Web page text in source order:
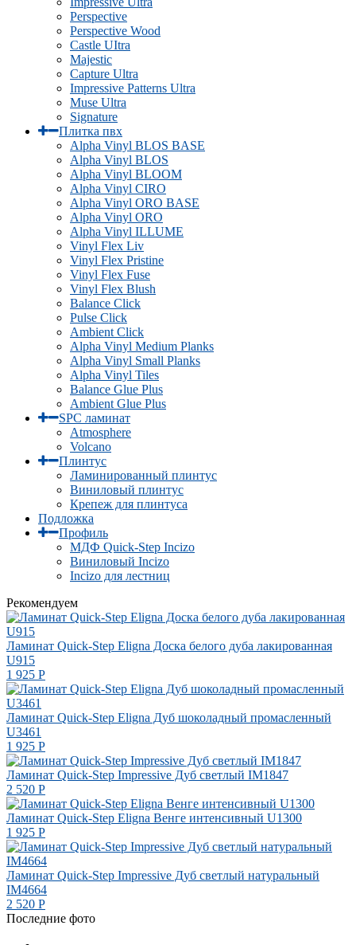
Perspective
Perspective Wood
Castle UItra
Majestic
Capture Ultra
Impressive Patterns Ultra
Muse Ultra
Signature
Плитка пвх
Alpha Vinyl BLOS BASE
Alpha Vinyl BLOS
Alpha Vinyl BLOOM
Alpha Vinyl CIRO
Alpha Vinyl ORO BASE
Alpha Vinyl ORO
Alpha Vinyl ILLUME
Vinyl Flex Liv
Vinyl Flex Pristine
Vinyl Flex Fuse
Vinyl Flex Blush
Balance Click
Pulse Click
Ambient Click
Alpha Vinyl Medium Planks
Alpha Vinyl Small Planks
Alpha Vinyl Tiles
Balance Glue Plus
Ambient Glue Plus
SPC ламинат
Atmosphere
Volcano
Плинтус
Ламинированный плинтус
Виниловый плинтус
Крепеж для плинтуса
Подложка
Профиль
МДФ Quick-Step Incizo
Виниловый Incizo
Incizo для лестниц
Рекомендуем
Ламинат Quick-Step Eligna Доска белого дуба лакированная
U915
1 925 Р
Ламинат Quick-Step Eligna Дуб шоколадный промасленный
U3461
1 925 Р
Ламинат Quick-Step Impressive Дуб светлый IM1847
2 520 Р
Ламинат Quick-Step Eligna Венге интенсивный U1300
1 925 Р
Ламинат Quick-Step Impressive Дуб светлый натуральный
IM4664
2 520 Р
Последние фото